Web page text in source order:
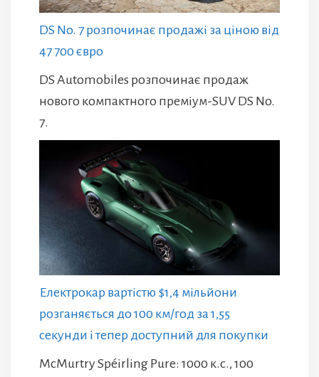
DS No. 7 розпочинає продажі за ціною від
47 700 євро
DS Automobiles розпочинає продаж
нового компактного преміум-SUV DS No.
7.
Електрокар вартістю $1,4 мільйони
розганяється до 100 км/год за 1,55
секунди і тепер доступний для покупки
McMurtry Spéirling Pure: 1000 к.с., 100